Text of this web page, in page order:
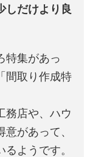
しだけより良
特集があっ
間取り作成特
務店や、ハウ
があって、
ようです。